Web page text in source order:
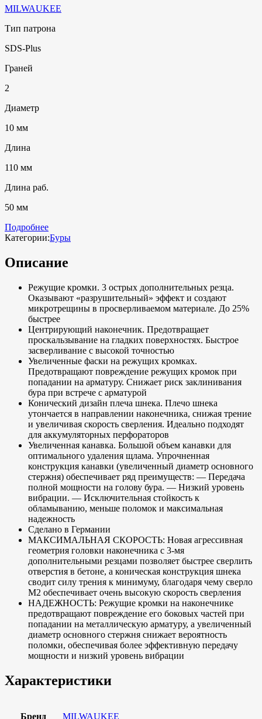
MILWAUKEE
Тип патрона
SDS-Plus
Граней
2
Диаметр
10 мм
Длина
110 мм
Длина раб.
50 мм
Подробнее
Категории:Буры
Описание
Режущие кромки. 3 острых дополнительных резца.
Оказывают «разрушительный» эффект и создают
микротрещины в просверливаемом материале. До 25%
быстрее
Центрирующий наконечник. Предотвращает
проскальзывание на гладких поверхностях. Быстрое
засверливание с высокой точностью
Увеличенные фаски на режущих кромках.
Предотвращают повреждение режущих кромок при
попадании на арматуру. Снижает риск заклинивания
бура при встрече с арматурой
Конический дизайн плеча шнека. Плечо шнека
утончается в направлении наконечника, снижая трение
и увеличивая скорость сверления. Идеально подходят
для аккумуляторных перфораторов
Увеличенная канавка. Большой объем канавки для
оптимального удаления щлама. Упрочненная
конструкция канавки (увеличенный диаметр основного
стержня) обеспечивает ряд преимуществ: — Передача
полной мощности на голову бура. — Низкий уровень
вибрации. — Исключительная стойкость к
обламыванию, меньше поломок и максимальная
надежность
Сделано в Германии
МАКСИМАЛЬНАЯ СКОРОСТЬ: Новая агрессивная
геометрия головки наконечника с 3-мя
дополнительными резцами позволяет быстрее сверлить
отверстия в бетоне, а коническая конструкция шнека
сводит силу трения к минимуму, благодаря чему сверло
M2 обеспечивает очень высокую скорость сверления
НАДЕЖНОСТЬ: Режущие кромки на наконечнике
предотвращают повреждение его боковых частей при
попадании на металлическую арматуру, а увеличенный
диаметр основного стержня снижает вероятность
поломки, обеспечивая более эффективную передачу
мощности и низкий уровень вибрации
Характеристики
Бренд MILWAUKEE